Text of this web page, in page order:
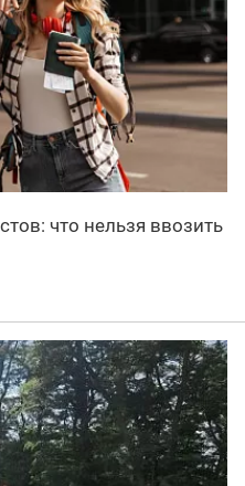
что нельзя ввозить